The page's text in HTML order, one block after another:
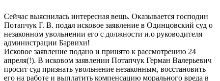
Сейчас выяснилась интересная вещь. Оказывается господин
Потапчук Г. В. подал исковое заявление в Одинцовский суд о
незаконном увольнении его с должности и.о руководителя
администрации Барвихи!
Исковое заявление подано и принято к рассмотрению 24
апреля(!). В исковом заявлении Потапчук Герман Валерьевич
просит суд признать увольнение незаконным, восстановить
его на работе и выплатить компенсацию морального вреда в